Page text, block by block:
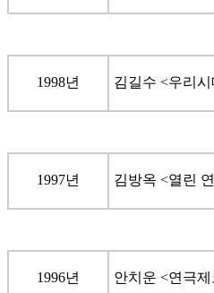
1998년 김길수 <우리
1997년 김방옥 <열린
1996년 안치운 <연극